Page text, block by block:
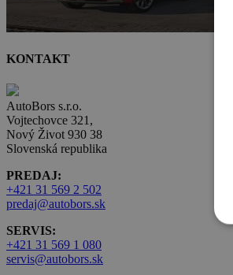
KONTAKT
AutoBors s.r.o.
Vojtechovce 321,
Nový Život 930 38
Slovenská republika
PREDAJ:
+421 31 569 2 502
predaj@autobors.sk
SERVIS:
+421 31 569 1 080
servis@autobors.sk